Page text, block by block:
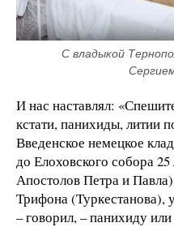
С владыкой
И нас наставлял:
кстати, панихиды, литии
Введенское немецкое
до Елоховского собора
Апостолов Петра и
Трифона (Туркестанова),
– говорил, – панихиду